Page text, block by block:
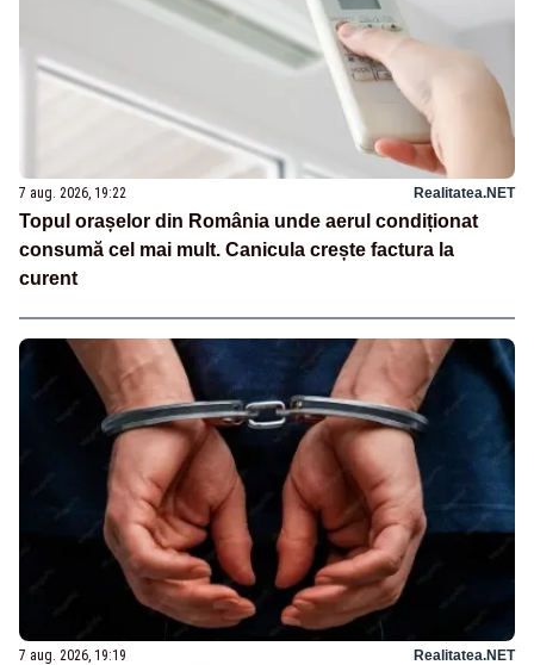
7 aug. 2026, 19:22 Realitatea.NET
Topul orașelor din România unde aerul condiționat
consumă cel mai mult. Canicula crește factura la
curent
7 aug. 2026, 19:19 Realitatea.NET